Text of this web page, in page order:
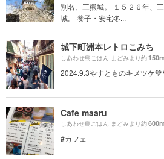
別名、三熊城。 １５２６年、
城。 養子・安宅冬...
城下町洲本レトロこみち
しあわせ島ごはん まどみより約150m
2024.9.3やすとものキメツケ
Cafe maaru
しあわせ島ごはん まどみより約600m
#カフェ